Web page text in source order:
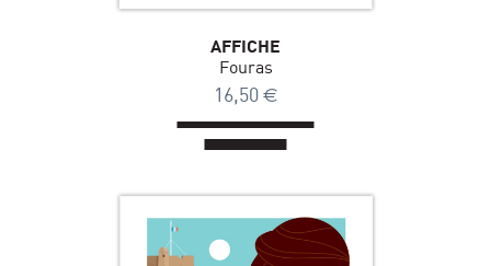
AFFICHE
Fouras
16,50 €